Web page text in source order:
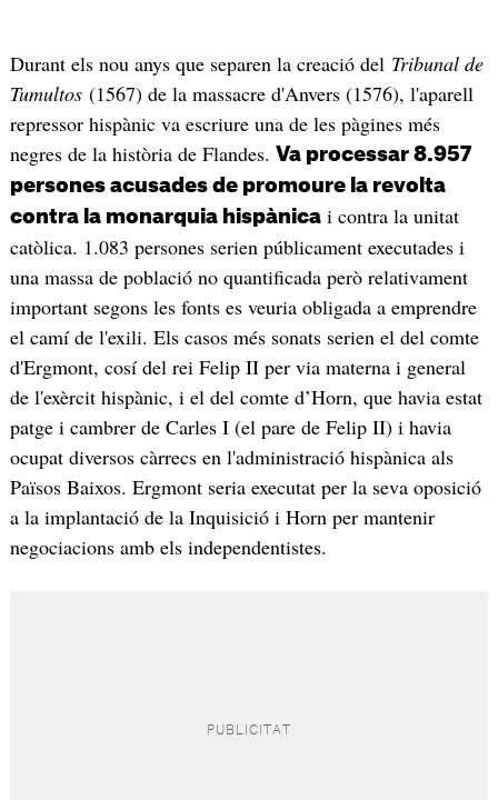
Durant els nou anys que separen la creació del Tribunal de
Tumultos(1567) de la massacre d'Anvers (1576), l'aparell
repressor hispànic va escriure una de les pàgines més
negres de la història de Flandes. Va processar 8.957
persones acusades de promoure la revolta
contra la monarquia hispànicai contra la unitat
catòlica. 1.083 persones serien públicament executades i
una massa de població no quantificada però relativament
important segons les fonts es veuria obligada a emprendre
el camí de l'exili. Els casos més sonats serien el del comte
d'Ergmont, cosí del rei Felip II per via materna i general
de l'exèrcit hispànic, i el del comte d’Horn, que havia estat
patge i cambrer de Carles I (el pare de Felip II) i havia
ocupat diversos càrrecs en l'administració hispànica als
Països Baixos. Ergmont seria executat per la seva oposició
a la implantació de la Inquisició i Horn per mantenir
negociacions amb els independentistes.